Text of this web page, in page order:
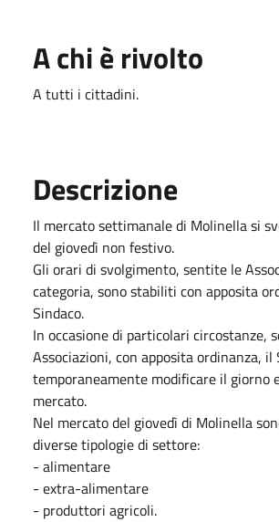
A chi è rivolto
A tutti i cittadini.
Descrizione
Il mercato settimanale di Molinella si
del giovedì non festivo.
Gli orari di svolgimento, sentite le
categoria, sono stabiliti con apposita
Sindaco.
In occasione di particolari circostanze,
Associazioni, con apposita ordinanza, il
temporaneamente modificare il giorno
mercato.
Nel mercato del giovedì di Molinella
diverse tipologie di settore:
- alimentare
- extra-alimentare
- produttori agricoli.